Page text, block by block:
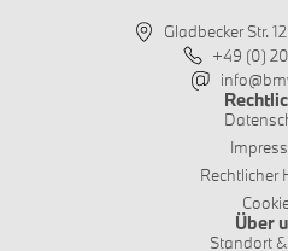
Gladbecker Str.
+49 (0)
Rechtlicher
Über
Standort